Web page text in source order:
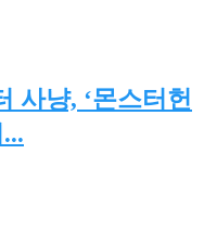
사냥, ‘몬스터헌